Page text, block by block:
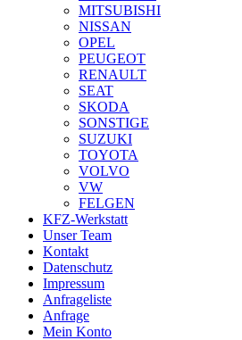
MITSUBISHI
NISSAN
OPEL
PEUGEOT
RENAULT
SEAT
SKODA
SONSTIGE
SUZUKI
TOYOTA
VOLVO
VW
FELGEN
KFZ-Werkstatt
Unser Team
Kontakt
Datenschutz
Impressum
Anfrageliste
Anfrage
Mein Konto